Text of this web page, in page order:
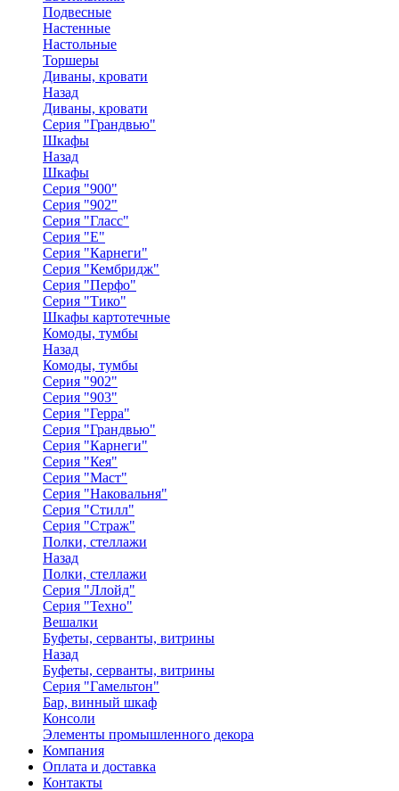
Подвесные
Настенные
Настольные
Торшеры
Диваны, кровати
Назад
Диваны, кровати
Серия "Грандвью"
Шкафы
Назад
Шкафы
Серия "900"
Серия "902"
Серия "Гласс"
Серия "Е"
Серия "Карнеги"
Серия "Кембридж"
Серия "Перфо"
Серия "Тико"
Шкафы картотечные
Комоды, тумбы
Назад
Комоды, тумбы
Серия "902"
Серия "903"
Серия "Герра"
Серия "Грандвью"
Серия "Карнеги"
Серия "Кея"
Серия "Маст"
Серия "Наковальня"
Серия "Стилл"
Серия "Страж"
Полки, стеллажи
Назад
Полки, стеллажи
Серия "Ллойд"
Серия "Техно"
Вешалки
Буфеты, серванты, витрины
Назад
Буфеты, серванты, витрины
Серия "Гамельтон"
Бар, винный шкаф
Консоли
Элементы промышленного декора
Компания
Оплата и доставка
Контакты